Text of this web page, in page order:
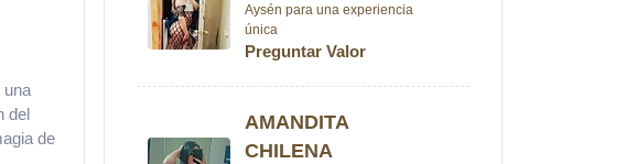
una
del
de
Aysén para una experiencia
única
Preguntar Valor
AMANDITA
CHILENA